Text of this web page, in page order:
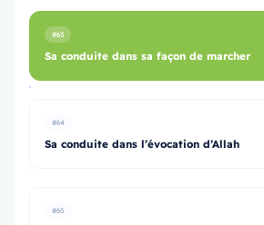
#63
Sa conduite dans sa façon de marcher
#64
Sa conduite dans l’évocation d’Allah
#65